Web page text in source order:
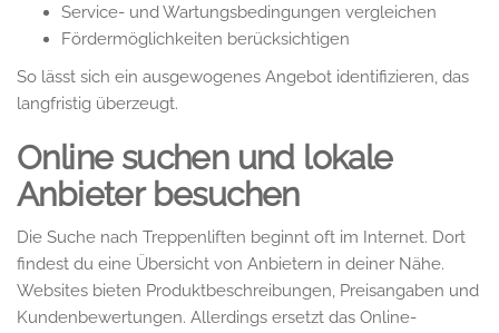
Service- und Wartungsbedingungen vergleichen
Fördermöglichkeiten berücksichtigen
So lässt sich ein ausgewogenes Angebot identifizieren, das
langfristig überzeugt.
Online suchen und lokale
Anbieter besuchen
Die Suche nach Treppenliften beginnt oft im Internet. Dort
findest du eine Übersicht von Anbietern in deiner Nähe.
Websites bieten Produktbeschreibungen, Preisangaben und
Kundenbewertungen. Allerdings ersetzt das Online-